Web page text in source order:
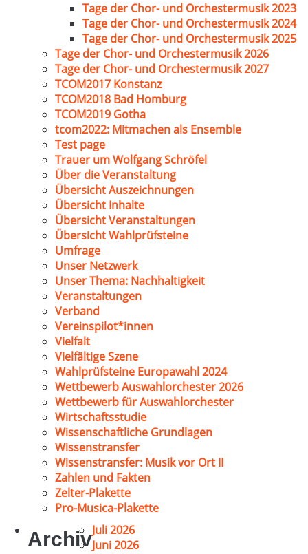
Tage der Chor- und Orchestermusik 2023
Tage der Chor- und Orchestermusik 2024
Tage der Chor- und Orchestermusik 2025
Tage der Chor- und Orchestermusik 2026
Tage der Chor- und Orchestermusik 2027
TCOM2017 Konstanz
TCOM2018 Bad Homburg
TCOM2019 Gotha
tcom2022: Mitmachen als Ensemble
Test page
Trauer um Wolfgang Schröfel
Über die Veranstaltung
Übersicht Auszeichnungen
Übersicht Inhalte
Übersicht Veranstaltungen
Übersicht Wahlprüfsteine
Umfrage
Unser Netzwerk
Unser Thema: Nachhaltigkeit
Veranstaltungen
Verband
Vereinspilot*innen
Vielfalt
Vielfältige Szene
Wahlprüfsteine Europawahl 2024
Wettbewerb Auswahlorchester 2026
Wettbewerb für Auswahlorchester
Wirtschaftsstudie
Wissenschaftliche Grundlagen
Wissenstransfer
Wissenstransfer: Musik vor Ort II
Zahlen und Fakten
Zelter-Plakette
Pro-Musica-Plakette
ArchivJuli 2026
Juni 2026